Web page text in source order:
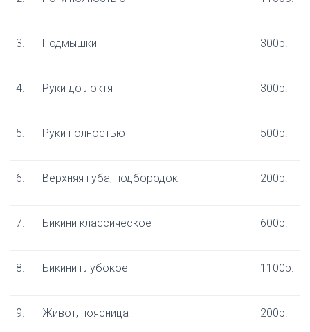
3. Подмышки 300р.
4. Руки до локтя 300р.
5. Руки полностью 500р.
6. Верхняя губа, подбородок 200р.
7. Бикини классическое 600р.
8. Бикини глубокое 1100р.
9. Живот, поясница 200р.